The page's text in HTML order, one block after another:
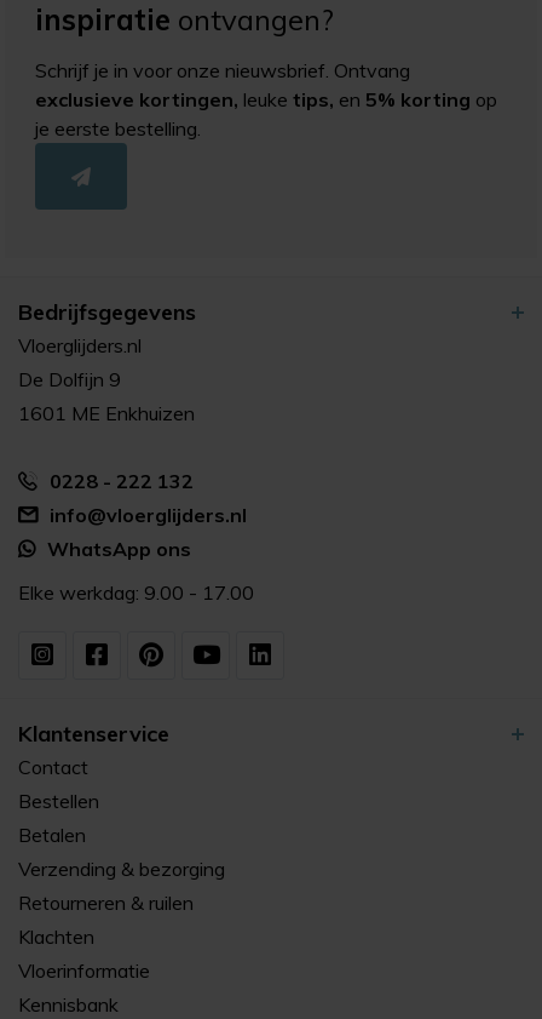
inspiratie ontvangen?
Schrijf je in voor onze nieuwsbrief. Ontvang
exclusieve kortingen, leuketips, en 5% korting op
je eerste bestelling.
Bedrijfsgegevens
Vloerglijders.nl
De Dolfijn 9
1601 ME Enkhuizen
0228 - 222 132
info@vloerglijders.nl
WhatsApp ons
Elke werkdag: 9.00 - 17.00
Klantenservice
Contact
Bestellen
Betalen
Verzending & bezorging
Retourneren & ruilen
Klachten
Vloerinformatie
Kennisbank